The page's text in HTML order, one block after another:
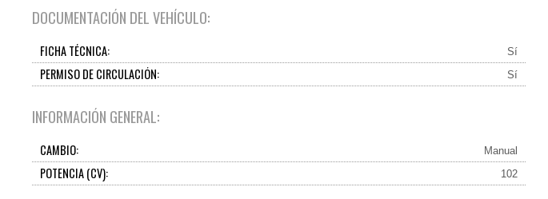
DOCUMENTACIÓN DEL VEHÍCULO:
FICHA TÉCNICA: Sí
PERMISO DE CIRCULACIÓN: Sí
INFORMACIÓN GENERAL:
CAMBIO: Manual
POTENCIA (CV): 102